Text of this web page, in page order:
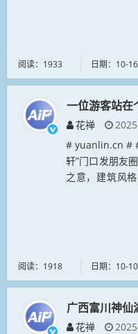
阅读：1933 日期：10-16
一位游客站在
花禅
# yuanlin.cn #
轩”门口发朋友
之意，建筑风
阅读：1918 日期：10-10
广西富川神仙
花禅